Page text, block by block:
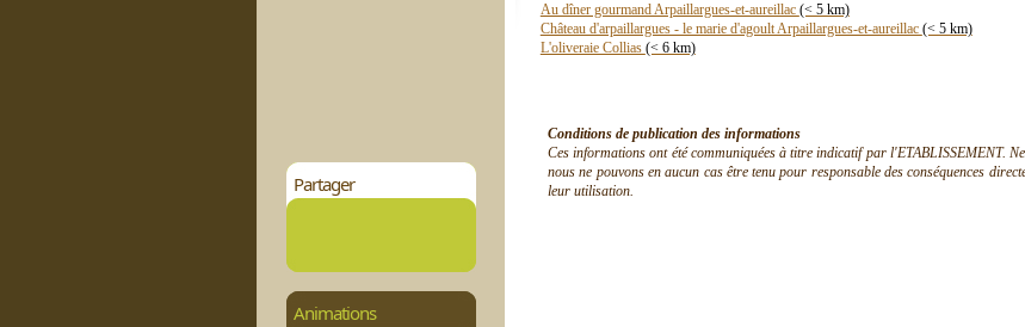
Partager
Animations
Au dîner gourmand Arpaillargues-et-aureillac (< 5 km)
Château d'arpaillargues - le marie d'agoult Arpaillargues-et-aureillac (< 5 km)
L'oliveraie Collias (< 6 km)
Conditions de publication des informations
Ces informations ont été communiquées à titre indicatif par l'ETABLISSEMENT.
nous ne pouvons en aucun cas être tenu pour responsable des conséquences
leur utilisation.